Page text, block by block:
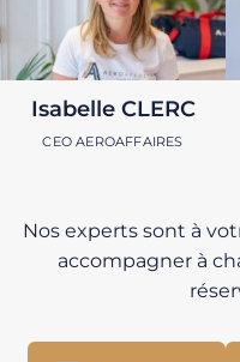
Isabelle CLERC
CEO AEROAFFAIRES
Nos experts sont à
accompagner à